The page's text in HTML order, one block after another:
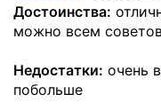
Достоинства:
можно всем
Недостатки: очень
побольше